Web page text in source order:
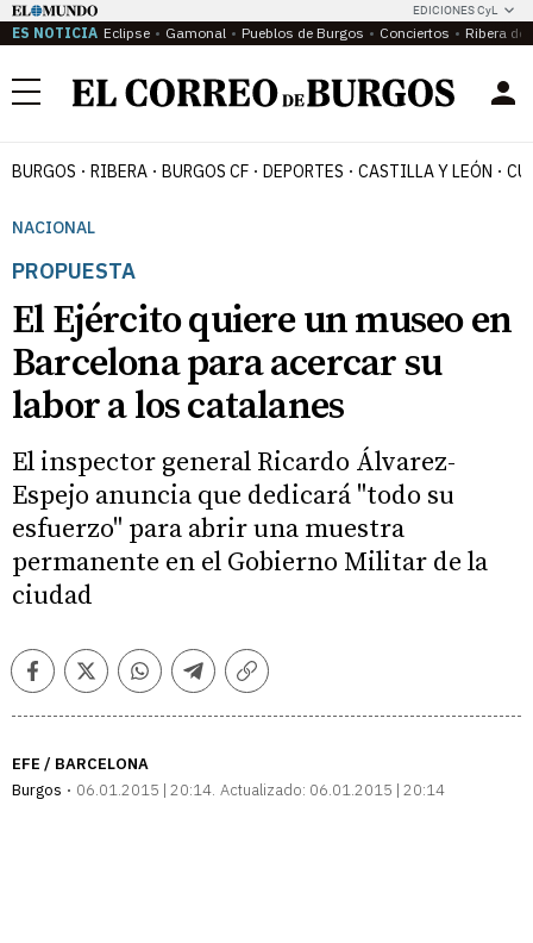
EDICIONES CyL
ES NOTICIA Eclipse Gamonal Pueblos de Burgos Conciertos Ribera del
Menú
BURGOS RIBERA BURGOS CF DEPORTES CASTILLA Y LEÓN
NACIONAL
PROPUESTA
El Ejército quiere un museo en
Barcelona para acercar su
labor a los catalanes
El inspector general Ricardo Álvarez-
Espejo anuncia que dedicará "todo su
esfuerzo" para abrir una muestra
permanente en el Gobierno Militar de la
ciudad
FacebookTwitterWhatsappTelegramCopiar
EFE / BARCELONA
Burgos
06.01.2015 | 20:14 Actualizado: 06.01.2015 | 20:14